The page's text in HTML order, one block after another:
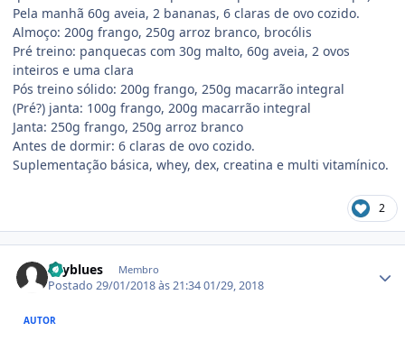
Pela manhã 60g aveia, 2 bananas, 6 claras de ovo cozido.
Almoço: 200g frango, 250g arroz branco, brocólis
Pré treino: panquecas com 30g malto, 60g aveia, 2 ovos
inteiros e uma clara
Pós treino sólido: 200g frango, 250g macarrão integral
(Pré?) janta: 100g frango, 200g macarrão integral
Janta: 250g frango, 250g arroz branco
Antes de dormir: 6 claras de ovo cozido.
Suplementação básica, whey, dex, creatina e multi vitamínico.
2
skyblues Membro
Postado29/01/2018 às 21:3401/29, 2018
AUTOR